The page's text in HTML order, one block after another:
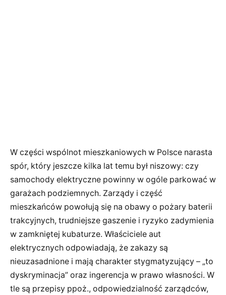
W części wspólnot mieszkaniowych w Polsce narasta
spór, który jeszcze kilka lat temu był niszowy: czy
samochody elektryczne powinny w ogóle parkować w
garażach podziemnych. Zarządy i część
mieszkańców powołują się na obawy o pożary baterii
trakcyjnych, trudniejsze gaszenie i ryzyko zadymienia
w zamkniętej kubaturze. Właściciele aut
elektrycznych odpowiadają, że zakazy są
nieuzasadnione i mają charakter stygmatyzujący – „to
dyskryminacja” oraz ingerencja w prawo własności. W
tle są przepisy ppoż., odpowiedzialność zarządców,